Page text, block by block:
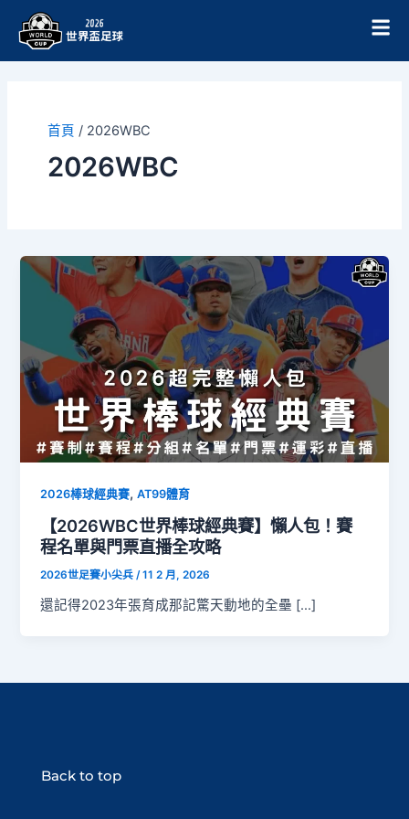
首頁 / 2026WBC
2026WBC
2026棒球經典賽,AT99體育
【2026WBC世界棒球經典賽】懶人包！賽
程名單與門票直播全攻略
2026世足賽小尖兵/11 2 月, 2026
還記得2023年張育成那記驚天動地的全壘 […]
Back to top